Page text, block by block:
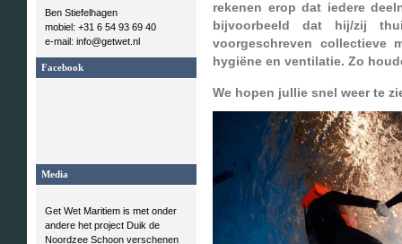
Ben Stiefelhagen
mobiel: +31 6 54 93 69 40
e-mail: info@getwet.nl
Facebook
Media
Get Wet Maritiem is met onder
andere het project Duik de
Noordzee Schoon verschenen
rekenen erop dat iedere
bijvoorbeeld dat hij/zij
voorgeschreven collectieve
hygiëne en ventilatie. Zo
We hopen jullie snel weer te